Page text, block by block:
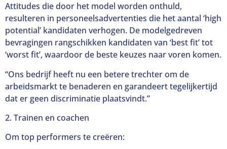
Attitudes die door het model worden onthuld,
resulteren in personeelsadvertenties die het aantal ‘high
potential’ kandidaten verhogen. De modelgedreven
bevragingen rangschikken kandidaten van ‘best fit’ tot
‘worst fit’, waardoor de beste keuzes naar voren komen.
“Ons bedrijf heeft nu een betere trechter om de
arbeidsmarkt te benaderen en garandeert tegelijkertijd
dat er geen discriminatie plaatsvindt.”
2. Trainen en coachen
Om top performers te creëren: